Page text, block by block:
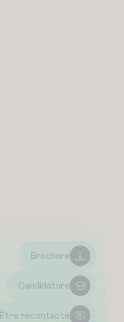
Brochure
Candidature
Être recontacté